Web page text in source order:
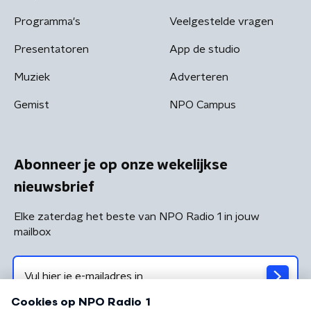
Programma's
Presentatoren
Muziek
Gemist
Veelgestelde vragen
App de studio
Adverteren
NPO Campus
Abonneer je op onze wekelijkse
nieuwsbrief
Elke zaterdag het beste van NPO Radio 1 in jouw
mailbox